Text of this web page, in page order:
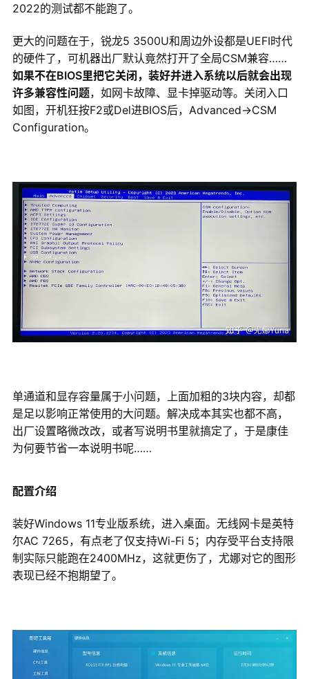
2022的测试都不能跑了。
更大的问题在于，锐龙5 3500U和周边外设都是UEFI时代
的硬件了，可机器出厂默认竟然打开了全局CSM兼容……
如果不在BIOS里把它关闭，装好并进入系统以后就会出现
许多兼容性问题，如网卡故障、显卡掉驱动等。关闭入口
如图，开机狂按F2或Del进BIOS后，Advanced→CSM
Configuration。
单通道和显存容量属于小问题，上面加粗的3块内容，却都
是足以影响正常使用的大问题。解决成本其实也都不高，
出厂设置略微改改，或者写说明书里就搞定了，于是康佳
为何要节省一本说明书呢……
配置介绍
装好Windows 11专业版系统，进入桌面。无线网卡是英特
尔AC 7265，有点老了仅支持Wi-Fi 5；内存受平台支持限
制实际只能跑在2400MHz，这就更伤了，尤娜对它的图形
表现已经不抱期望了。